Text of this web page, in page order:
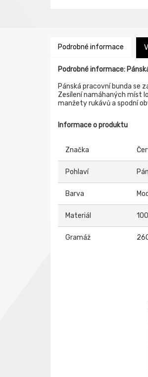
Podrobné informace
Podrobné informace:
Pánská pracovní bunda se
Zesílení namáhaných míst
manžety rukávů a spodní
Informace o produktu
Značka
Pohlaví
Barva
Materiál
Gramáž